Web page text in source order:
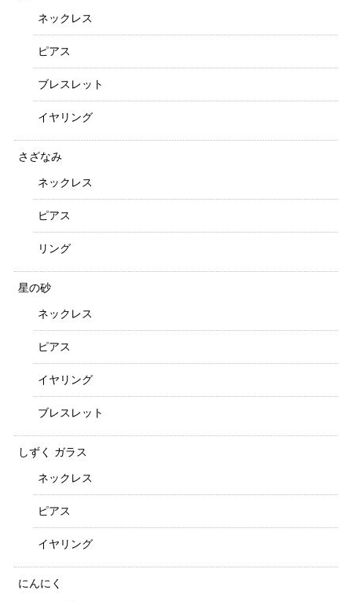
ネックレス
ピアス
ブレスレット
イヤリング
さざなみ
ネックレス
ピアス
リング
星の砂
ネックレス
ピアス
イヤリング
ブレスレット
しずく ガラス
ネックレス
ピアス
イヤリング
にんにく